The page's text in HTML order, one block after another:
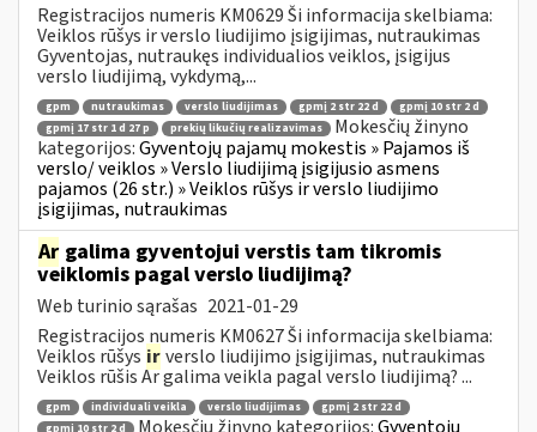
Registracijos numeris KM0629 Ši informacija skelbiama:
Veiklos rūšys ir verslo liudijimo įsigijimas, nutraukimas
Gyventojas, nutraukęs individualios veiklos, įsigijus
verslo liudijimą, vykdymą,...
gpm nutraukimas verslo liudijimas gpmį 2 str 22 d
gpmį 10 str 2 d
gpmį 17 str 1 d 27 p
prekių likučių realizavimas
Mokesčių žinyno
kategorijos:Gyventojų pajamų mokestis » Pajamos iš
verslo/ veiklos » Verslo liudijimą įsigijusio asmens
pajamos (26 str.) » Veiklos rūšys ir verslo liudijimo
įsigijimas, nutraukimas
Ar galima gyventojui verstis tam tikromis
veiklomis pagal verslo liudijimą?
Web turinio sąrašas 2021-01-29
Registracijos numeris KM0627 Ši informacija skelbiama:
Veiklos rūšys irverslo liudijimo įsigijimas, nutraukimas
Veiklos rūšis Ar galima veikla pagal verslo liudijimą? ...
gpm individuali veikla verslo liudijimas
gpmį 2 str 22 d
gpmį 10 str 2 d